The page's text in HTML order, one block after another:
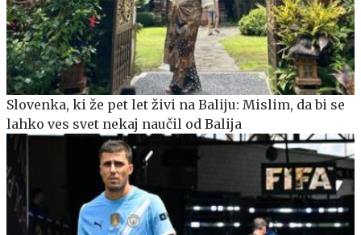
Slovenka, ki že pet let živi na Baliju: Mislim, da bi se
lahko ves svet nekaj naučil od Balija